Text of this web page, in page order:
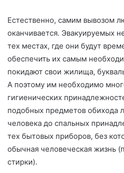
Естественно, самим вывозом
оканчивается. Эвакуируемых
тех местах, где они будут
обеспечить их самым
покидают свои жилища,
А поэтому им необходимо
гигиенических
подобных предметов обихода
человека до спальных
тех бытовых приборов, без
обычная человеческая жизнь
стирки).